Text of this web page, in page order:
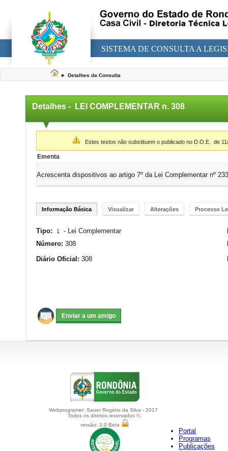
SISTEMA DE CONSULTA A
► Detalhes da Consulta
Detalhes - LEI COMPLEMENTAR n. 308
▼
Estes textos não substituem o publicado no D.O.E. de
Ementa
Acrescenta dispositivos ao artigo 7º da Lei Complementar nº
Informação Básica Visualizar Alterações Processo
Tipo: 1 - Lei Complementar
Número: 308
Diário Oficial: 308
Webprogramer: Sauer Rogério da Silva - 2017
Todos os direitos reservados ©.
versão: 3.0 Beta
Portal
Programas
Publicações